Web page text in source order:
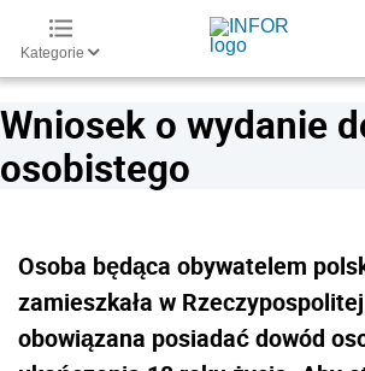
Kategorie
Wniosek o wydanie
osobistego
Osoba będąca obywatelem
zamieszkała w
obowiązana posiadać dowód